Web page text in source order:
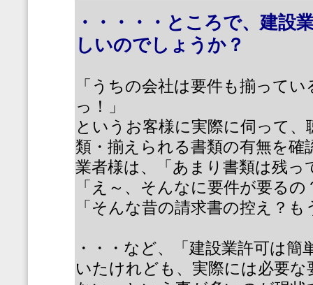
・・・・・ところで、建設
しいのでしょうか？
「うちの会社は要件も揃って
っ！」
というお客様に実際に伺って
類・揃えられる書類の有無を
業者様は、
「あまり書類は残
「え～、そんなに要件が要るの
「そんな昔の請求書の控え？
・・・など、「建設業許可は
いたけれども、実際には必要